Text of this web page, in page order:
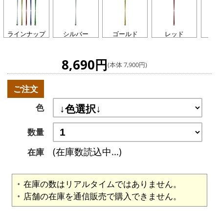
ラインナップ シルバー ゴールド レッド
8,690円(本体 7,900円)
ご注文
色
数量
在庫
(在庫数読込中...)
在庫の数はリアルタイムではありません。
店舗の在庫を通信販売で購入できません。